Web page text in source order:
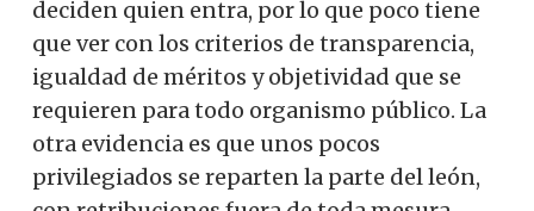
deciden quien entra, por lo que poco tiene
que ver con los criterios de transparencia,
igualdad de méritos y objetividad que se
requieren para todo organismo público. La
otra evidencia es que unos pocos
privilegiados se reparten la parte del león,